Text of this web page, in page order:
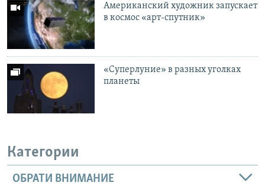
Американский художник запускает
в космос «арт-спутник»
«Суперлуние» в разных уголках
планеты
Категории
ОБРАТИ ВНИМАНИЕ